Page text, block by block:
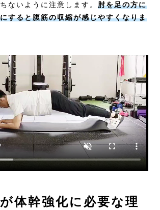
ないように注意します。肘を足の方に
すると腹筋の収縮が感じやすくなりま
体幹強化に必要な理